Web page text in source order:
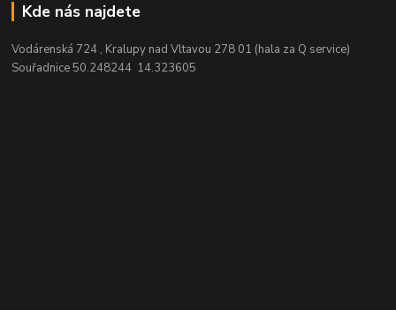
Kde nás najdete
Vodárenská 724 , Kralupy nad Vltavou 278 01 (hala za Q service)
Souřadnice 50.248244 14.323605